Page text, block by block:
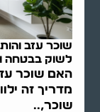
שוכר עזב
לשוק בבטחה
האם שוכר
מדריך זה
שוכר,..